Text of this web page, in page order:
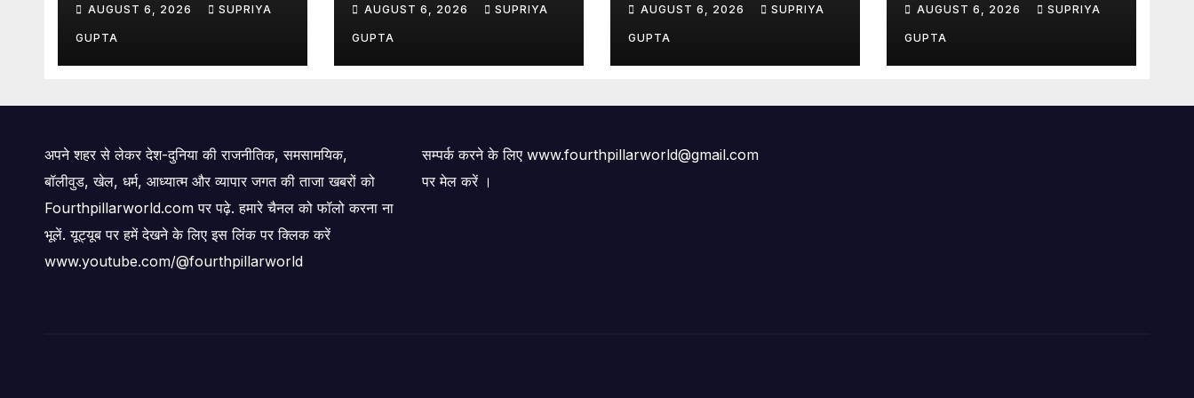
उठे सवाल, 7 दिन पहले हुई थी
मरम्मत
AUGUST 6, 2026 SUPRIYA
GUPTA
पर उठे सवाल
AUGUST 6, 2026 SUPRIYA
GUPTA
रहीं संदिग्धों की तस्वीरें
AUGUST 6, 2026 SUPRIYA
GUPTA
पर दी गई जल समाधि
AUGUST 6, 2026 SUPRIYA
GUPTA
अपने शहर से लेकर देश-दुनिया की राजनीतिक, समसामयिक,
बॉलीवुड, खेल, धर्म, आध्यात्म और व्यापार जगत की ताजा खबरों को
Fourthpillarworld.com पर पढ़े. हमारे चैनल को फॉलो करना ना
भूलें. यूट्यूब पर हमें देखने के लिए इस लिंक पर क्लिक करें
www.youtube.com/@fourthpillarworld
सम्पर्क करने के लिए www.fourthpillarworld@gmail.com
पर मेल करें ।